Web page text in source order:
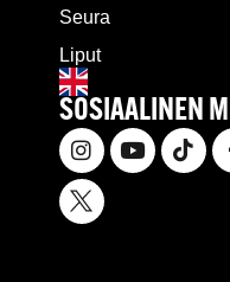
Seura
Liput
SOSIAALINEN